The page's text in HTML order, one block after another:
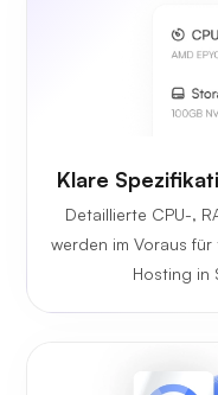
Klare
Detaillierte CPU-,
werden im Voraus
Hosting in